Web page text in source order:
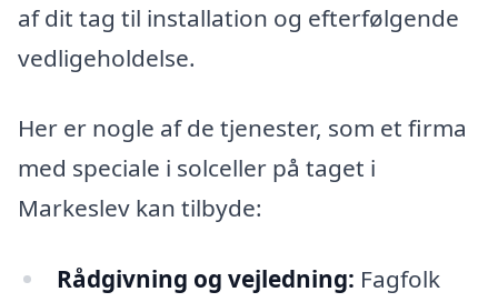
af dit tag til installation og efterfølgende
vedligeholdelse.
Her er nogle af de tjenester, som et firma
med speciale i solceller på taget i
Markeslev kan tilbyde:
Rådgivning og vejledning: Fagfolk